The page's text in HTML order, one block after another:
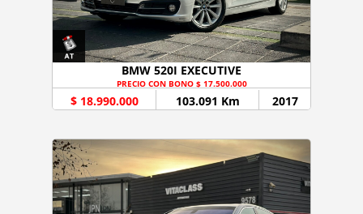
BMW 520I EXECUTIVE
PRECIO CON BONO $ 17.500.000
$ 18.990.000 103.091 Km 2017